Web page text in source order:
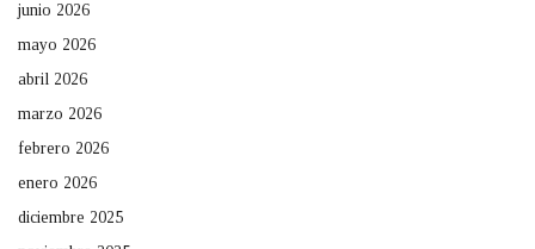
junio 2026
mayo 2026
abril 2026
marzo 2026
febrero 2026
enero 2026
diciembre 2025